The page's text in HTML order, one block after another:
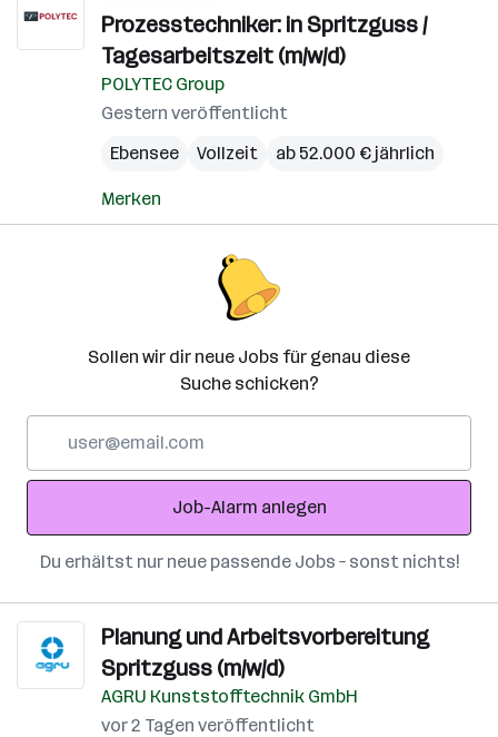
Prozesstechniker: in Spritzguss /
Tagesarbeitszeit (m/w/d)
POLYTEC Group
Gestern veröffentlicht
Ebensee
Vollzeit ab 52.000 € jährlich
Merken
Sollen wir dir neue Jobs für genau diese
Suche schicken?
Adresse
Job-Alarm anlegen
Du erhältst nur neue passende Jobs – sonst nichts!
Planung und Arbeitsvorbereitung
Spritzguss (m/w/d)
AGRU Kunststofftechnik GmbH
vor 2 Tagen veröffentlicht